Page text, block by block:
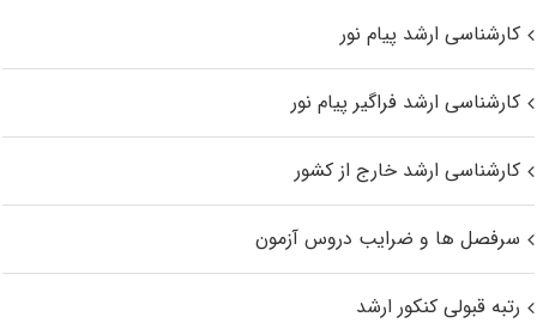
کارشناسی ارشد پیام نور
کارشناسی ارشد فراگیر پیام نور
کارشناسی ارشد خارج از کشور
سرفصل ها و ضرایب دروس آزمون
رتبه قبولی کنکور ارشد